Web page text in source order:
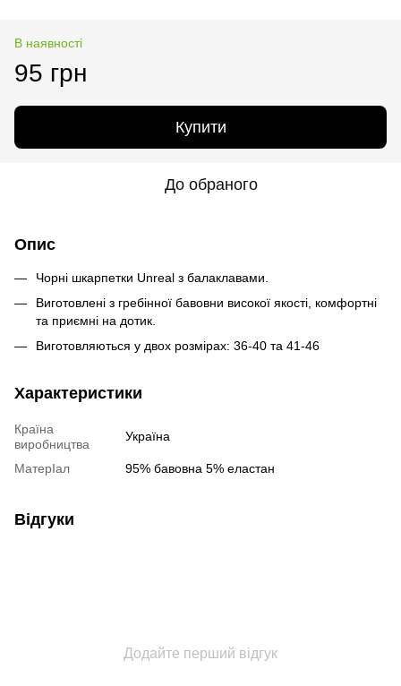
В наявності
95 грн
Купити
До обраного
Опис
Чорні шкарпетки Unreal з балаклавами.
Виготовлені з гребінної бавовни високої якості, комфортні
та приємні на дотик.
Виготовляються у двох розмірах: 36-40 та 41-46
Характеристики
Країна
виробництва
Україна
МатерІал 95% бавовна 5% еластан
Відгуки
Додайте перший відгук